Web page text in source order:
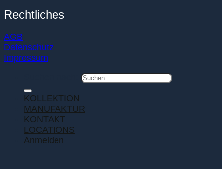
Rechtliches
AGB
Datenschutz
Impressum
KOLLEKTION
MANUFAKTUR
KONTAKT
LOCATIONS
Anmelden